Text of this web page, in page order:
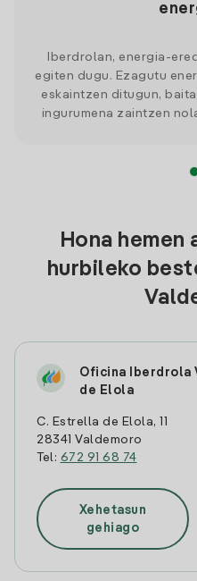
Iberdrolan, energia-
egiten dugu. Ezagutu
eskaintzen ditugun,
ingurumena zaintzen
Hona hemen
hurbileko
Oficina Iberdrola
de Elola
C. Estrella de Elola, 11
28341 Valdemoro
Tel: 672 91 68 74
Xehetasun
gehiago